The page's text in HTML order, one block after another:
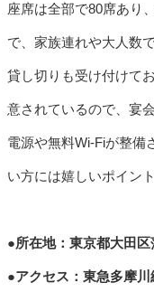
座席は全部で80席あり
で、家族連れや大人数
貸し切りも受け付けて
意されているので、宴
電源や無料Wi-Fiが整備
い方には嬉しいポイン
●所在地：東京都大田
●アクセス：東急多摩